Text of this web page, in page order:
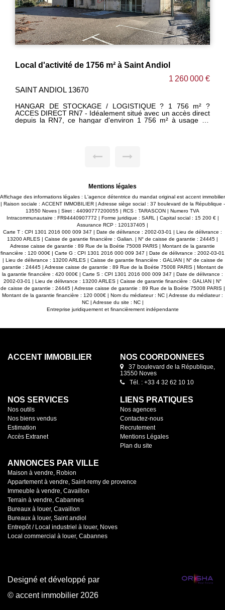
Local d'activité de 1756 m² à Saint Andiol
1 260 000 €
SAINT ANDIOL 13670
HANGAR DE STOCKAGE / LOGISTIQUE ? 1 756 m² ?
ACCES DIRECT RN7 - Idéalement situé avec un accès direct
depuis la RN7, ce hangar d'environ 1 756 m² à usage de
d'accueil, deux WC ainsi que des vestiaires avec sanitaires,
432 m², le site propose un parking, des espaces verts et
surtout une zone de retournement pour poids lourds,
garantissant une circulation fluide des véhicules. Atouts
majeurs : ? Accès direct RN7 ? Forte visibilité ? Bâtiment
fonctionnel et opérationnel ? Environnement adapté aux
développer votre activité dans un secteur stratégique.
Contactez nous pour plus d'informations ou organiser une
visite.
Mentions légales
Affichage des informations légales : L'agence détentrice du mandat original est accent immobilier
| Raison sociale : ACCENT IMMOBILIER | Adresse siège social : 37 boulevard de la République -
13550 Noves | Siret : 44090777200055 | RCS : TARASCON | Numero TVA
Intracommunautaire : FR94440907772 | Forme juridique : SARL | Capital social : 15 200 € |
Assurance RCP : 120137405 |
Carte T : CPI 1301 2016 000 009 347 | Date de délivrance : 2002-03-01 | Lieu de délivrance :
13200 ARLES | Caisse de garantie financière : Galian. | N° de caisse de garantie : 24445 |
Adresse caisse de garantie : 89 Rue de la Boétie 75008 PARIS | Montant de la garantie
financière : 120 000€ | Carte G : CPI 1301 2016 000 009 347 | Date de délivrance : 2002-03-01
| Lieu de délivrance : 13200 ARLES | Caisse de garantie financière : GALIAN | N° de caisse de
garantie : 24445 | Adresse caisse de garantie : 89 Rue de la Boétie 75008 PARIS | Montant de
la garantie financière : 420 000€ | Carte S : CPI 1301 2016 000 009 347 | Date de délivrance :
2002-03-01 | Lieu de délivrance : 13200 ARLES | Caisse de garantie financière : GALIAN | N°
de caisse de garantie : 24445 | Adresse caisse de garantie : 89 Rue de la Boétie 75008 PARIS |
Montant de la garantie financière : 120 000€ | Nom du médiateur : NC | Adresse du médiateur :
NC | Adresse du site : NC |
Entreprise juridiquement et financièrement indépendante
ACCENT IMMOBILIER NOS COORDONNÉES
37 boulevard de la République,
13550 Noves
Tél. : +33 4 32 62 10 10
NOS SERVICES
Nos outils
Nos biens vendus
Estimation
Accès Extranet
LIENS PRATIQUES
Nos agences
Contactez-nous
Recrutement
Mentions Légales
Plan du site
ANNONCES PAR VILLE
Maison à vendre, Robion
Appartement à vendre, Saint-remy de provence
Immeuble à vendre, Cavaillon
Terrain à vendre, Cabannes
Bureaux à louer, Cavaillon
Bureaux à louer, Saint andiol
Entrepôt / Local industriel à louer, Noves
Local commercial à louer, Cabannes
Designé et développé par
© accent immobilier 2026